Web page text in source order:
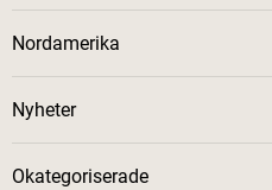
Nordamerika
Nyheter
Okategoriserade